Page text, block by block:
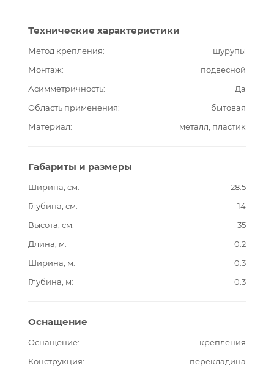
Технические характеристики
Метод крепления
шурупы
Монтаж
подвесной
Асимметричность
Да
Область применения
бытовая
Материал
металл, пластик
Габариты и размеры
Ширина, см
28.5
Глубина, см
14
Высота, см
35
Длина, м
0.2
Ширина, м
0.3
Глубина, м
0.3
Оснащение
Оснащение
крепления
Конструкция
перекладина